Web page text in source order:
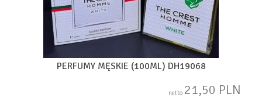
PERFUMY MĘSKIE (100ML) DH19068
netto 21,50 PLN